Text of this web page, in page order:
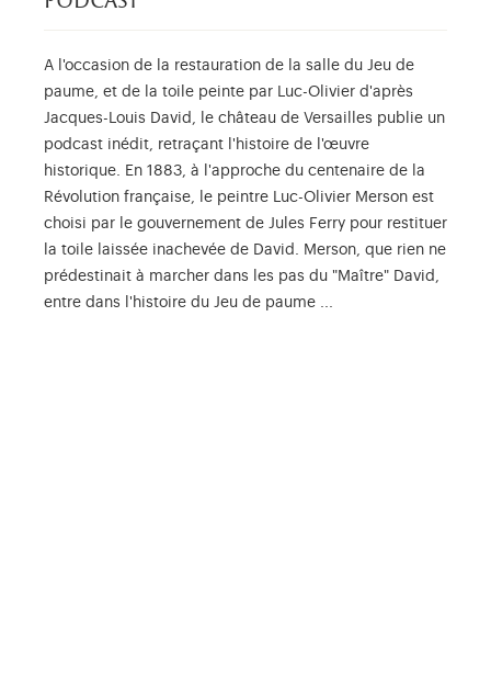
A l'occasion de la restauration de la salle du Jeu de
paume, et de la toile peinte par Luc-Olivier d'après
Jacques-Louis David, le château de Versailles publie un
podcast inédit, retraçant l'histoire de l'œuvre
historique. En 1883, à l'approche du centenaire de la
Révolution française, le peintre Luc-Olivier Merson est
choisi par le gouvernement de Jules Ferry pour restituer
la toile laissée inachevée de David. Merson, que rien ne
prédestinait à marcher dans les pas du "Maître" David,
entre dans l'histoire du Jeu de paume ...